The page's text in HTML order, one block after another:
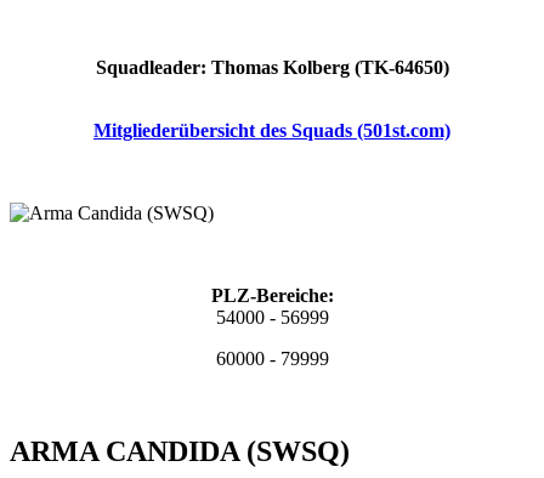
Squadleader: Thomas Kolberg (TK-64650)
Mitgliederübersicht des Squads (501st.com)
PLZ-Bereiche:
54000 - 56999
60000 - 79999
ARMA CANDIDA (SWSQ)